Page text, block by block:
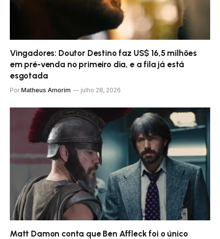
Vingadores: Doutor Destino faz US$ 16,5 milhões
em pré-venda no primeiro dia, e a fila já está
esgotada
Por Matheus Amorim julho 28, 2026
Matt Damon conta que Ben Affleck foi o único